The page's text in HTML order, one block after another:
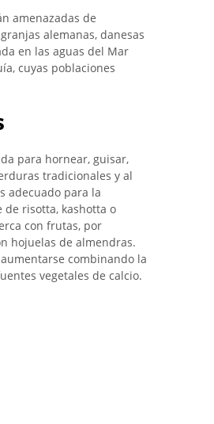
amenazadas de
alemanas, danesas
en las aguas del Mar
cuyas poblaciones
para hornear, guisar,
tradicionales y al
adecuado para la
de risotta, kashotta o
con frutas, por
hojuelas de almendras.
combinando la
vegetales de calcio.